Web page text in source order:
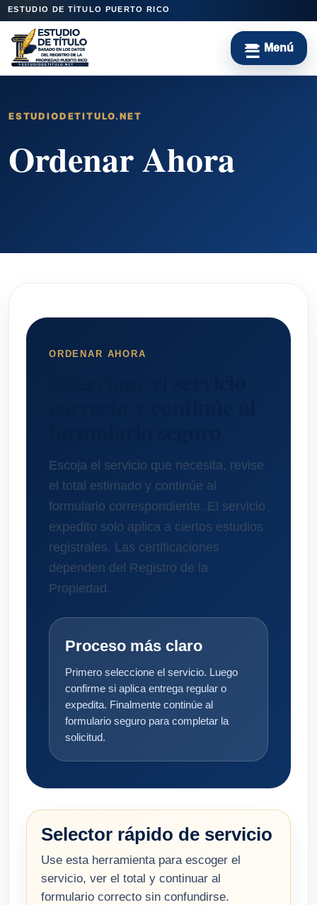
ESTUDIO DE TÍTULO PUERTO RICO
ESTUDIODETITULO.NET
Ordenar Ahora
ORDENAR AHORA
Escoja el servicio que necesita, revise
el total estimado y continúe al
formulario correspondiente. El servicio
expedito solo aplica a ciertos estudios
registrales. Las certificaciones
dependen del Registro de la
Propiedad.
Proceso más claro
Primero seleccione el servicio. Luego
confirme si aplica entrega regular o
expedita. Finalmente continúe al
formulario seguro para completar la
solicitud.
Selector rápido de servicio
Use esta herramienta para escoger el
servicio, ver el total y continuar al
formulario correcto sin confundirse.